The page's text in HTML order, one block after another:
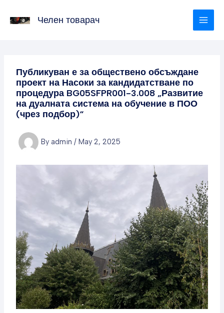
Челен товарач
Публикуван е за обществено обсъждане
проект на Насоки за кандидатстване по
процедура BG05SFPR001-3.008 „Развитие
на дуалната система на обучение в ПОО
(чрез подбор)“
By admin / May 2, 2025